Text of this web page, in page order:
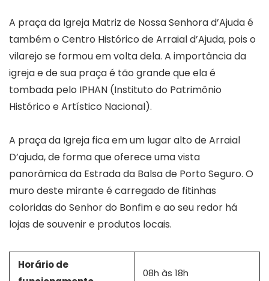
A praça da Igreja Matriz de Nossa Senhora d’Ajuda é
também o Centro Histórico de Arraial d’Ajuda, pois o
vilarejo se formou em volta dela. A importância da
igreja e de sua praça é tão grande que ela é
tombada pelo IPHAN (Instituto do Patrimônio
Histórico e Artístico Nacional).
A praça da Igreja fica em um lugar alto de Arraial
D’ajuda, de forma que oferece uma vista
panorâmica da Estrada da Balsa de Porto Seguro. O
muro deste mirante é carregado de fitinhas
coloridas do Senhor do Bonfim e ao seu redor há
lojas de souvenir e produtos locais.
Horário de
08h às 18h